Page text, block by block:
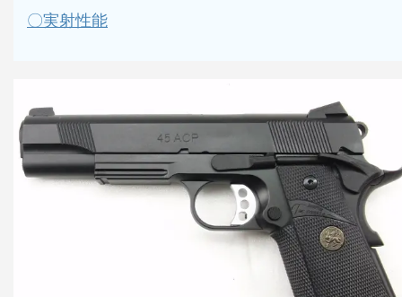
〇実射性能